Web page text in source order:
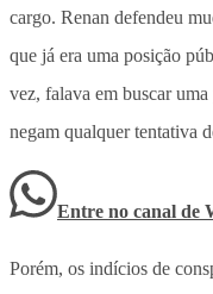
cargo. Renan defendeu
que já era uma posição
vez, falava em buscar
negam qualquer tentativa
Entre no canal de
Porém, os indícios de